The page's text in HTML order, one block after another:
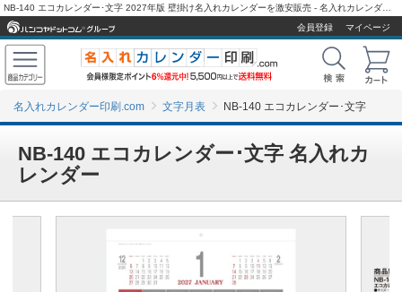
会員登録
マイページ
名入れカレンダー印刷.com 文字月表 NB-140 エコカレンダー･文字
NB-140 エコカレンダー･文字 名入れカ
レンダー